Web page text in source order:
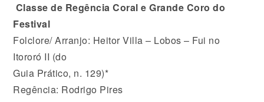
Classe de Regência Coral e Grande Coro do
Festival
Folclore/ Arranjo: Heitor Villa – Lobos – Fui no
Itororó II (do
Guia Prático, n. 129)*
Regência: Rodrigo Pires